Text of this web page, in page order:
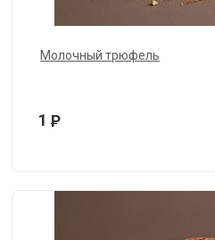
Молочный трюфель
1 Р